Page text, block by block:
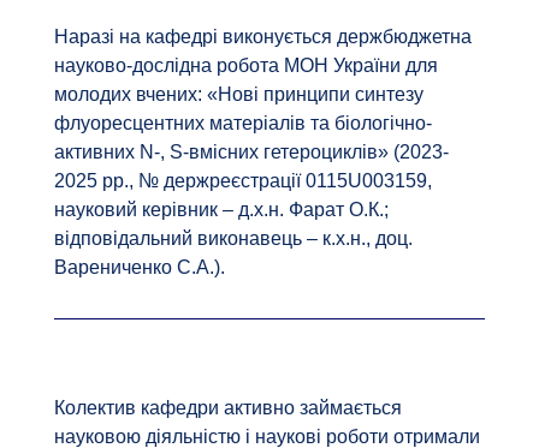
Наразі на кафедрі виконується держбюджетна
науково-дослідна робота МОН України для
молодих вчених: «Нові принципи синтезу
флуоресцентних матеріалів та біологічно-
активних N-, S-вмісних гетероциклів» (2023-
2025 рр., № держреєстрації 0115U003159,
науковий керівник – д.х.н. Фарат О.К.;
відповідальний виконавець – к.х.н., доц.
Варениченко С.А.).
Колектив кафедри активно займається
науковою діяльністю і наукові роботи отримали